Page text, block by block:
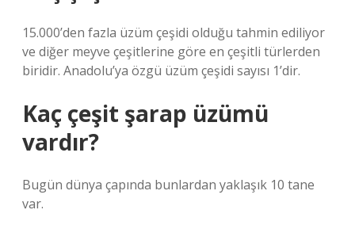
15.000’den fazla üzüm çeşidi olduğu tahmin ediliyor
ve diğer meyve çeşitlerine göre en çeşitli türlerden
biridir. Anadolu’ya özgü üzüm çeşidi sayısı 1’dir.
Kaç çeşit şarap üzümü
vardır?
Bugün dünya çapında bunlardan yaklaşık 10 tane
var.